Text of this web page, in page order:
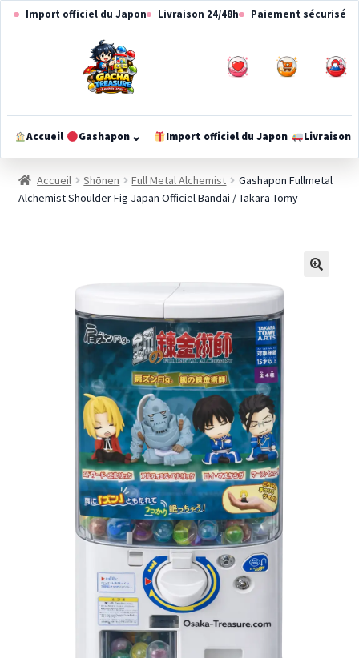
Aller
Aller Import officiel du Japon Livraison 24/48h Paiement sécurisé
Accueil Gashapon
Ouvrir
méga-
menu
⌄ Import officiel du Japon Livraison
Accueil Shōnen Full Metal Alchemist
Gashapon Fullmetal
Alchemist Shoulder Fig Japan Officiel Bandai / Takara Tomy